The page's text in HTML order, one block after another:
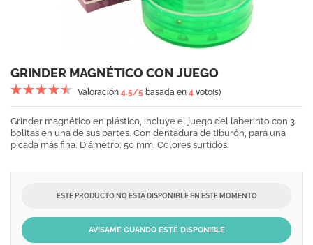
GRINDER MAGNÉTICO CON JUEGO
Valoración 4.5/5 basada en 4 voto(s)
Grinder magnético en plástico, incluye el juego del laberinto con 3
bolitas en una de sus partes. Con dentadura de tiburón, para una
picada más fina. Diámetro: 50 mm. Colores surtidos.
ESTE PRODUCTO NO ESTÁ DISPONIBLE EN ESTE MOMENTO
AVISAME CUANDO ESTÉ DISPONIBLE